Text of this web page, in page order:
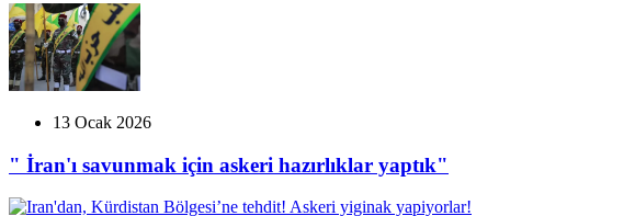
13 Ocak 2026
" İran'ı savunmak için askeri hazırlıklar yaptık"